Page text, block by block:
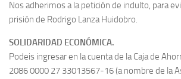
Nos adherimos a la petición de indulto, para
prisión de Rodrigo Lanza Huidobro.
SOLIDARIDAD ECONÓMICA.
Podeis ingresar en la cuenta de la Caja de
2086 0000 27 33013567-16 (a nombre de la